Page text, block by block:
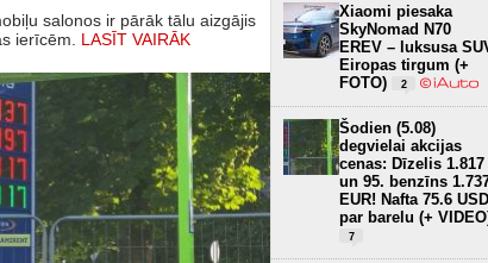
salonos ir pārāk tālu aizgājis
ierīcēm. LASĪT VAIRĀK
Xiaomi piesaka
SkyNomad N70
EREV – luksusa
Eiropas tirgum (+
FOTO)
2
Šodien (5.08)
degvielai akcijas
cenas: Dīzelis 1.817
un 95. benzīns
EUR! Nafta 75.6 USD
par barelu (+
7